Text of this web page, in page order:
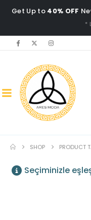
Get Up to 40% OFF
*
SHOP PRODUCT
Seçiminizle